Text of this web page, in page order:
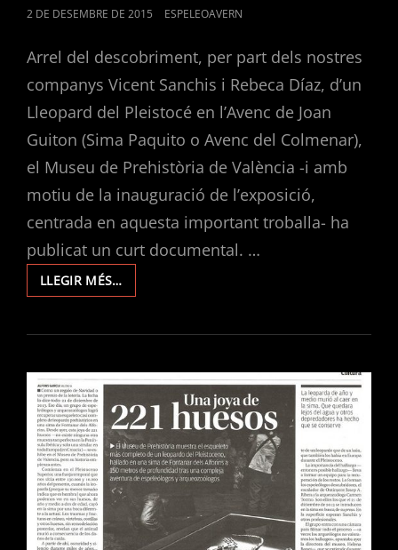
POSTED
2 DE DESEMBRE DE 2015 ESPELEOAVERN
Arrel del descobriment, per part dels nostres
companys Vicent Sanchis i Rebeca Díaz, d’un
Lleopard del Pleistocé en l’Avenc de Joan
Guiton (Sima Paquito o Avenc del Colmenar),
el Museu de Prehistòria de València -i amb
motiu de la inauguració de l’exposició,
centrada en aquesta important troballa- ha
publicat un curt documental. …
LLEGIR MÉS…UNA
TROBALLA
EL
SOBRE
LLEOPARD
DE
L’AVENC
DE
JOAN
GUITON.